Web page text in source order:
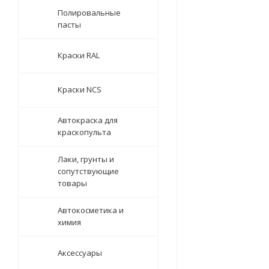
Полировальные
пасты
Краски RAL
Краски NCS
Автокраска для
краскопульта
Лаки, грунты и
сопутствующие
товары
Автокосметика и
химия
Аксессуары